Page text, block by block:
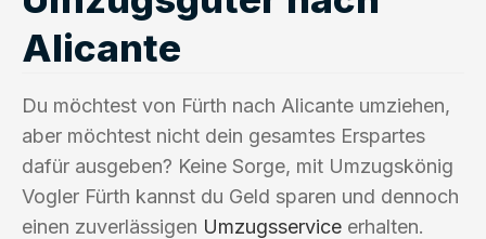
Alicante
Du möchtest von Fürth nach Alicante umziehen,
aber möchtest nicht dein gesamtes Erspartes
dafür ausgeben? Keine Sorge, mit Umzugskönig
Vogler Fürth kannst du Geld sparen und dennoch
einen zuverlässigen Umzugsservice erhalten.